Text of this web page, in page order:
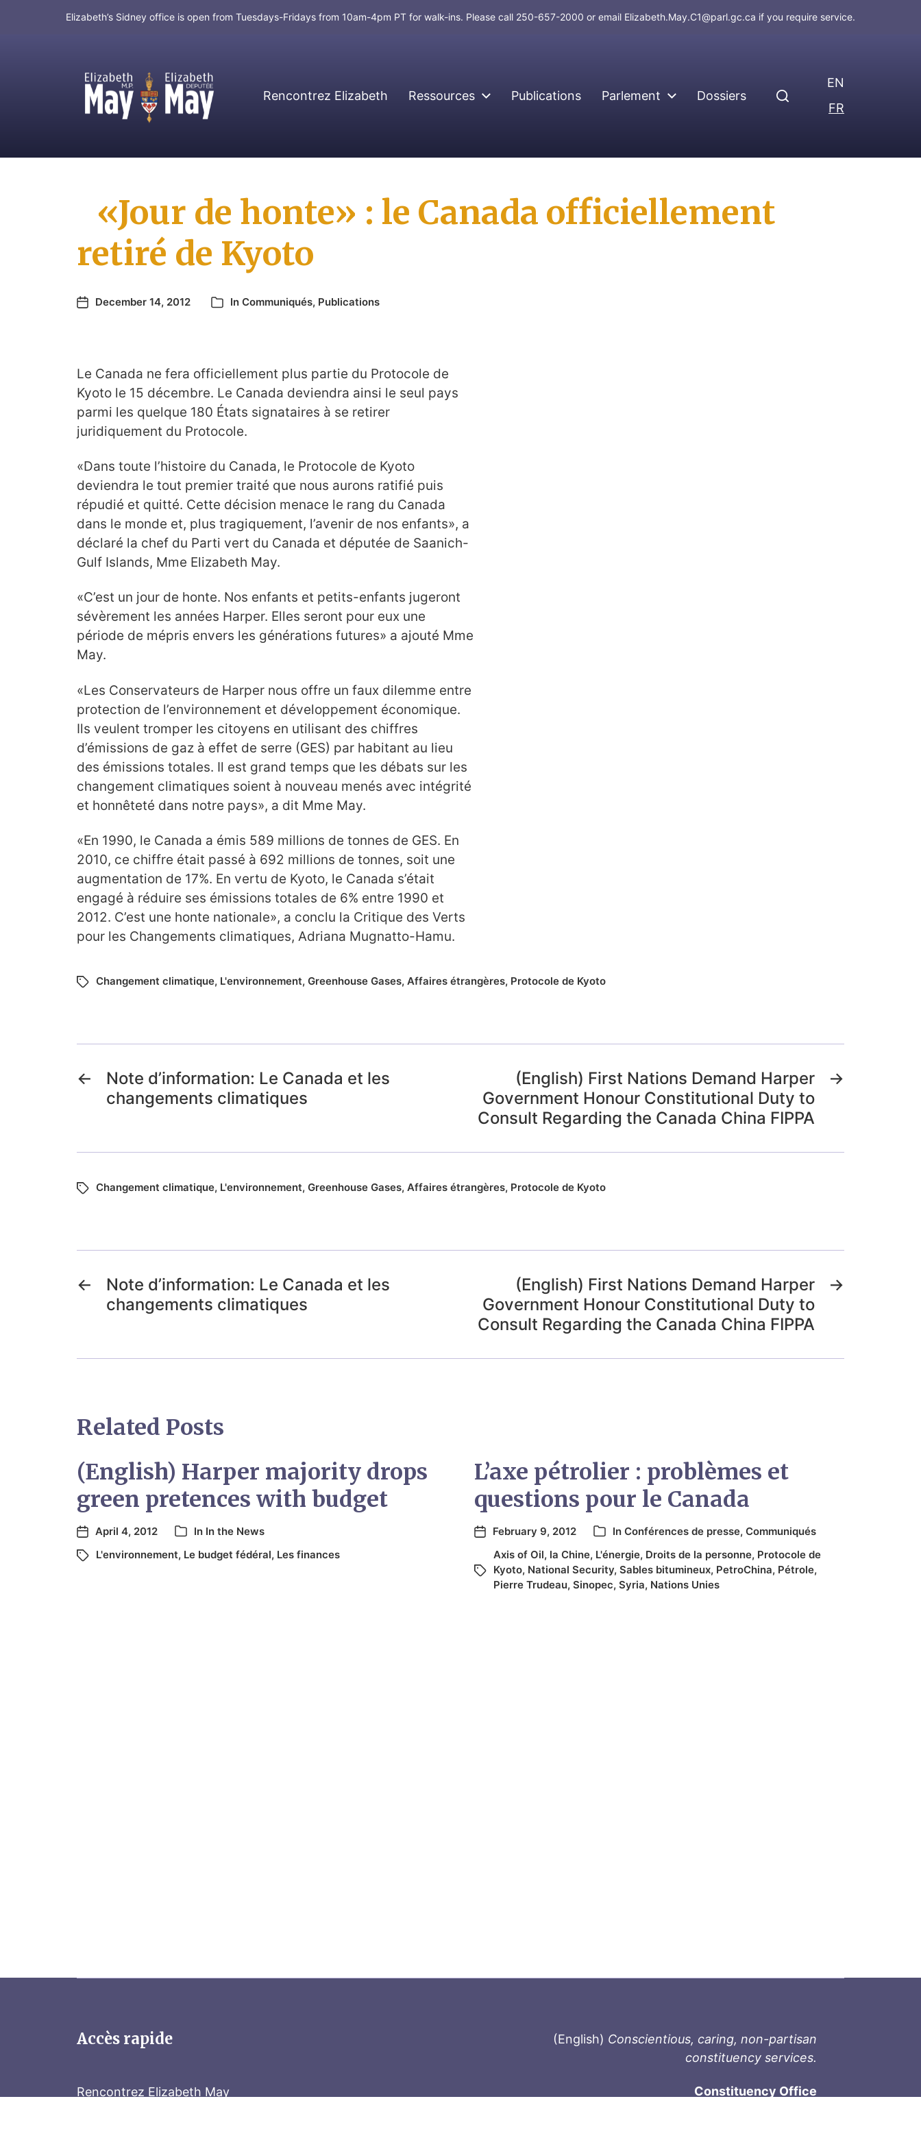
Elizabeth’s Sidney office is open from Tuesdays-Fridays from 10am-4pm PT for walk-ins. Please call 250-657-2000 or email Elizabeth.May.C1@parl.gc.ca if you require service.
MP for Saanich and Gulf Islands Rencontrez Elizabeth Ressources Publications Parlement Dossiers
EN
FR
«Jour de honte» : le Canada officiellement
retiré de Kyoto
December 14, 2012 In Communiqués, Publications
Le Canada ne fera officiellement plus partie du Protocole de
Kyoto le 15 décembre. Le Canada deviendra ainsi le seul pays
parmi les quelque 180 États signataires à se retirer
juridiquement du Protocole.
«Dans toute l’histoire du Canada, le Protocole de Kyoto
deviendra le tout premier traité que nous aurons ratifié puis
répudié et quitté. Cette décision menace le rang du Canada
dans le monde et, plus tragiquement, l’avenir de nos enfants», a
déclaré la chef du Parti vert du Canada et députée de Saanich-
Gulf Islands, Mme Elizabeth May.
«C’est un jour de honte. Nos enfants et petits-enfants jugeront
sévèrement les années Harper. Elles seront pour eux une
période de mépris envers les générations futures» a ajouté Mme
May.
«Les Conservateurs de Harper nous offre un faux dilemme entre
protection de l’environnement et développement économique.
Ils veulent tromper les citoyens en utilisant des chiffres
d’émissions de gaz à effet de serre (GES) par habitant au lieu
des émissions totales. Il est grand temps que les débats sur les
changement climatiques soient à nouveau menés avec intégrité
et honnêteté dans notre pays», a dit Mme May.
«En 1990, le Canada a émis 589 millions de tonnes de GES. En
2010, ce chiffre était passé à 692 millions de tonnes, soit une
augmentation de 17%. En vertu de Kyoto, le Canada s’était
engagé à réduire ses émissions totales de 6% entre 1990 et
2012. C’est une honte nationale», a conclu la Critique des Verts
pour les Changements climatiques, Adriana Mugnatto-Hamu.
Changement climatique, L'environnement, Greenhouse Gases, Affaires étrangères, Protocole de Kyoto
←
Note d’information: Le Canada et les
changements climatiques
→
(English) First Nations Demand Harper
Government Honour Constitutional Duty to
Consult Regarding the Canada China FIPPA
Changement climatique, L'environnement, Greenhouse Gases, Affaires étrangères, Protocole de Kyoto
←
Note d’information: Le Canada et les
changements climatiques
→
(English) First Nations Demand Harper
Government Honour Constitutional Duty to
Consult Regarding the Canada China FIPPA
Related Posts
(English) Harper majority drops
green pretences with budget
April 4, 2012 In In the News
L'environnement, Le budget fédéral, Les finances
L’axe pétrolier : problèmes et
questions pour le Canada
February 9, 2012 In Conférences de presse, Communiqués
Axis of Oil, la Chine, L'énergie, Droits de la personne, Protocole de
Kyoto, National Security, Sables bitumineux, PetroChina, Pétrole,
Pierre Trudeau, Sinopec, Syria, Nations Unies
Accès rapide
Rencontrez Elizabeth May
(English) Conscientious, caring, non-partisan
constituency services.
Constituency Office